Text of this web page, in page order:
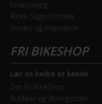
RC, der har en mere
geometri.
Lær mere
Shimano Dura-Ace RD-
Kædetræk
Forskifter
Shimano Dura-Ace FD-
Finansiering
Ældre Sagen fordele
Guides og inspiration
Lær os bedre at kende
Om Fri BikeShop
Butikker og åbningstider